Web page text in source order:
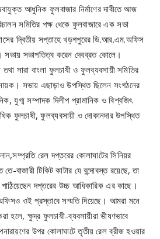
আধুনিক ফুলবাজার নির্মাণের দাবীতে আজ
সমিতির পক্ষ থেকে ফুলবাজারে এক সভা
দ্বিতীয় সপ্তাহে খড়গপুরের ডি.আর.এম.অফিস
সভায় সভাপতিত্ব করেন দেবব্রত কোলে।
সারা বাংলা ফুলচাষী ও ফুলব্যবসায়ী সমিতির
নায়ক। সভায় এছাড়াও উপস্থিত ছিলেন সংগঠনের
যুগ্ম সম্পাদক দিলীপ প্রামানিক ও বিশ্বজিৎ
ফুলচাষী, ফুলব্যবসায়ী ও দোকানদার উপস্থিত
রেল দপ্তরের কোলাঘাটের সিনিয়র
তে-বাজারী টিকিট কাটার যে বন্দোবস্ত রয়েছে, তা
দপ্তরের উচ্চ আধিকারিক এর কাছে।
ওই প্রস্তাবে সম্মতি দিয়েছে। আমরা মনে
হলে, ক্ষুদ্র ফুলচাষী-ব্যবসায়ীরা ভীষণভাবে
উপর কোলাঘাটে তৃতীয় রেল ব্রীজ হওয়ার